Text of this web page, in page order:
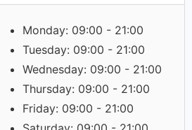
Monday: 09:00 - 21:00
Tuesday: 09:00 - 21:00
Wednesday: 09:00 - 21:00
Thursday: 09:00 - 21:00
Friday: 09:00 - 21:00